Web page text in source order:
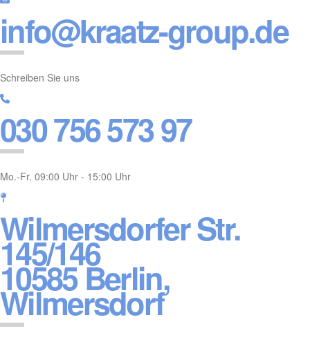
info@kraatz-group.de
Schreiben Sie uns
030 756 573 97
Mo.-Fr. 09:00 Uhr - 15:00 Uhr
Wilmersdorfer Str.
145/146
10585 Berlin,
Wilmersdorf